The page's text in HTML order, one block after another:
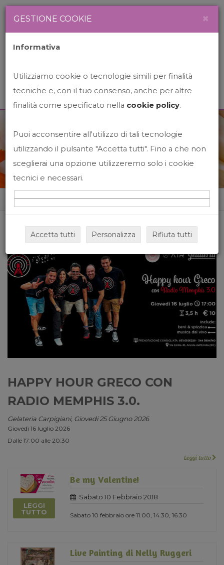
News&Events
Home News&events
HAPPY HOUR GRECO CON
RADIO MEMPHIS 3.0.
Gelateria Carpigiani, Giovedi 25 Giugno 2026
Giovedì 16 luglio 2026
Dalle 17:00 alle 20:30
Leggi tutto
LEGGI
TUTTO
Be my Valentine!
Sabato 10 Febbraio 2018
Sabato 10 febbraio ore 11.00, 14.30, 16.30
Live Painting di Nelly Ruggeri
GESTIONE COOKIE ×
Informativa
Utilizziamo cookie o tecnologie simili per finalità
tecniche e, con il tuo consenso, anche per altre
finalità come specificato nella cookie policy.
Puoi acconsentire all'utilizzo di tali tecnologie
utilizzando il pulsante "Accetta tutti". Fino a che non
sceglierai una opzione utilizzeremo solo i cookie
tecnici e necessari.
Accetta tutti Personalizza Rifiuta tutti